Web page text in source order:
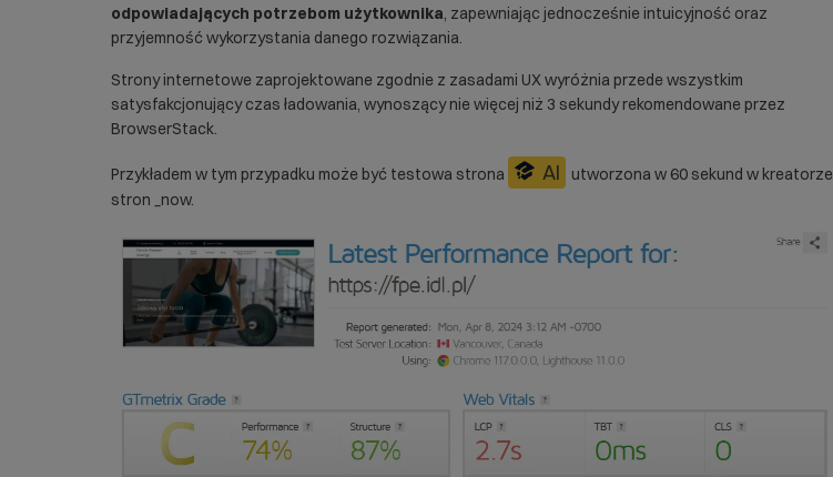
odpowiadających potrzebom użytkownika, zapewniając jednocześnie intuicyjność oraz
przyjemność wykorzystania danego rozwiązania.
Strony internetowe zaprojektowane zgodnie z zasadami UX wyróżnia przede wszystkim
satysfakcjonujący czas ładowania, wynoszący nie więcej niż 3 sekundy rekomendowane przez
BrowserStack.
Przykładem w tym przypadku może być testowa strona AI utworzona w 60 sekund w kreatorze
stron _now.